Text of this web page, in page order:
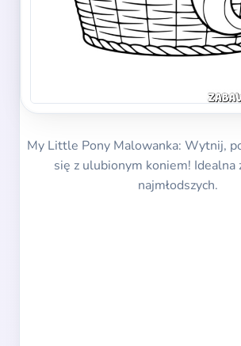
My Little Pony Malowanka: Wytnij,
się z ulubionym koniem! Idealna
najmłodszych.